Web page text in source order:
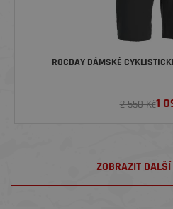
ROCDAY DÁMSKÉ
2 550 Kč1
ZOBRAZIT DALŠÍ